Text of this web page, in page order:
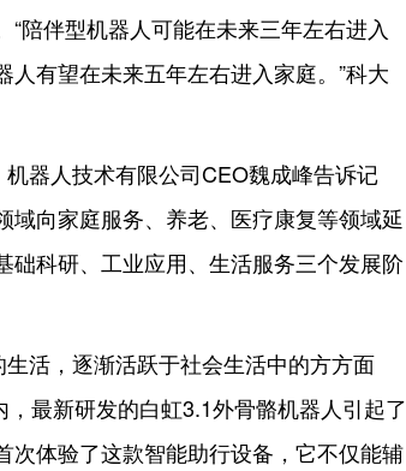
陪伴型机器人可能在未来三年左右进入
有望在未来五年左右进入家庭。”科大
器人技术有限公司CEO魏成峰告诉记
向家庭服务、养老、医疗康复等领域延
科研、工业应用、生活服务三个发展阶
活，逐渐活跃于社会生活中的方方面
最新研发的白虹3.1外骨骼机器人引起了
次体验了这款智能助行设备，它不仅能辅